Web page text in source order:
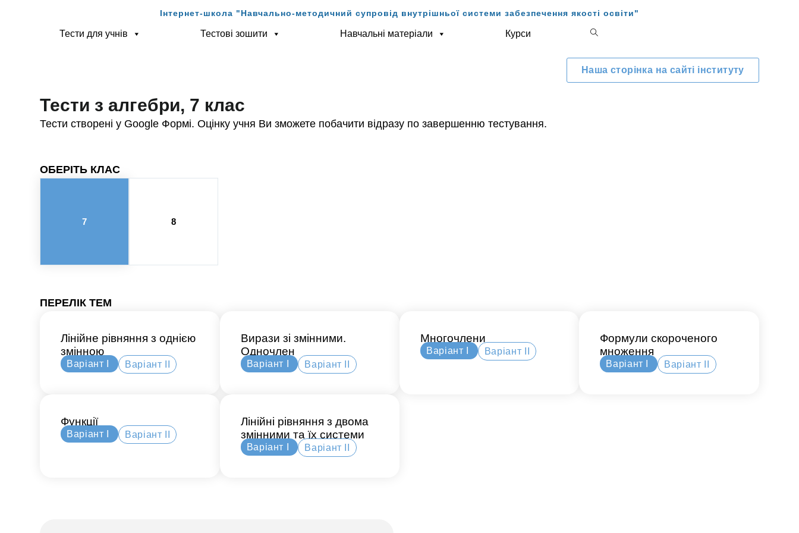
Інтернет-школа "Навчально-методичний супровід внутрішньої системи забезпечення якості освіти"
Тести для учнів Тестові зошити Навчальні матеріали Курси
Наша сторінка на сайті інституту
Тести з алгебри, 7 клас
Тести створені у Google Формі. Оцінку учня Ви зможете побачити відразу по завершенню тестування.
ОБЕРІТЬ КЛАС
7 8
ПЕРЕЛІК ТЕМ
Лінійне рівняння з однією
змінною
Варіант І Варіант ІІ
Вирази зі змінними.
Одночлен
Варіант І Варіант ІІ
Многочлени
Варіант І Варіант ІІ
Формули скороченого
множення
Варіант І Варіант ІІ
Функції
Варіант І Варіант ІІ
Лінійні рівняння з двома
змінними та їх системи
Варіант І Варіант ІІ